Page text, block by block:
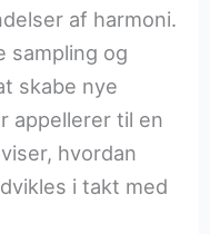
af harmoni.
sampling og
skabe nye
appellerer til en
hvordan
i takt med